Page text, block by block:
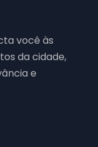
você às
da cidade,
e